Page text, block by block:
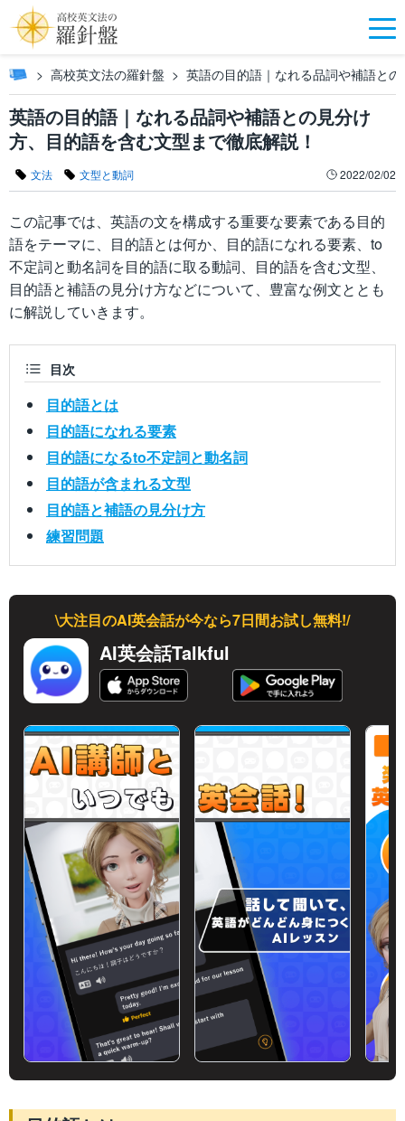
高校英文法の羅針盤 英語の目的語｜なれる品詞や補語と
英語の目的語｜なれる品詞や補語との見分け
方、目的語を含む文型まで徹底解説！
文法 文型と動詞 2022/02/02
この記事では、英語の文を構成する重要な要素である目的
語をテーマに、目的語とは何か、目的語になれる要素、to
不定詞と動名詞を目的語に取る動詞、目的語を含む文型、
目的語と補語の見分け方などについて、豊富な例文ととも
に解説していきます。
目次
目的語とは
目的語になれる要素
目的語になるto不定詞と動名詞
目的語が含まれる文型
目的語と補語の見分け方
練習問題
\大注目のAI英会話が今なら7日間お試し無料!/
AI英会話Talkful